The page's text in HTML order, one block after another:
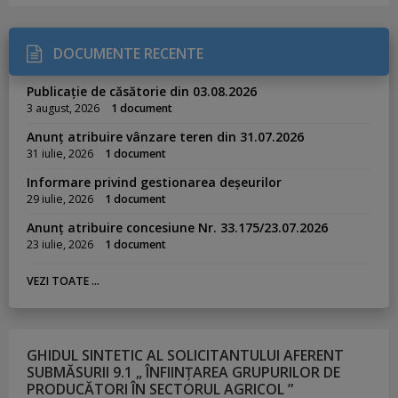
DOCUMENTE RECENTE
Publicație de căsătorie din 03.08.2026
3 august, 2026 1 document
Anunț atribuire vânzare teren din 31.07.2026
31 iulie, 2026 1 document
Informare privind gestionarea deșeurilor
29 iulie, 2026 1 document
Anunț atribuire concesiune Nr. 33.175/23.07.2026
23 iulie, 2026 1 document
VEZI TOATE ...
GHIDUL SINTETIC AL SOLICITANTULUI AFERENT
SUBMĂSURII 9.1 „ ÎNFIINȚAREA GRUPURILOR DE
PRODUCĂTORI ÎN SECTORUL AGRICOL ”